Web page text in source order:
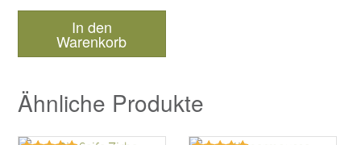
In den
Warenkorb
Ähnliche Produkte